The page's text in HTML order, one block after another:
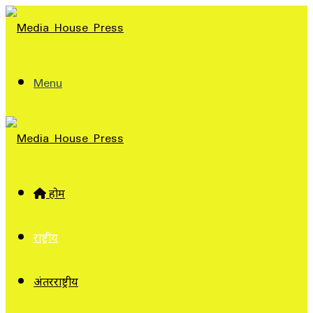
Menu
होम
राष्ट्रीय
अंतरराष्ट्रीय